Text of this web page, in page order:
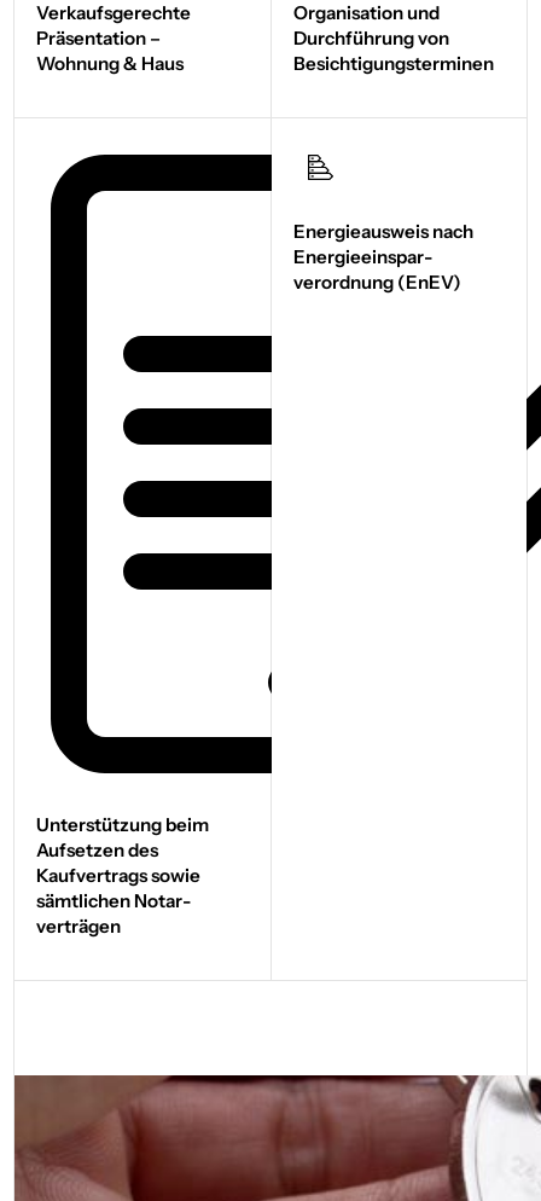
Verkaufs­gerechte
Präsentation –
Wohnung & Haus
Organisation und
Durchführung von
Besichtigungs­terminen
Unterstützung beim
Aufsetzen des
Kaufvertrags sowie
sämtlichen Notar­
verträgen
Energieausweis nach
Energie­einspar­
verordnung (EnEV)